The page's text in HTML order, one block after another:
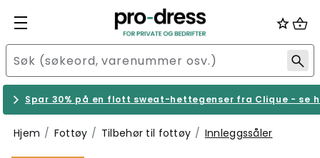
Spar 30% på en flott sweat-hettegenser fra Clique - se
Hjem Fottøy Tilbehør til fottøy Innleggssåler